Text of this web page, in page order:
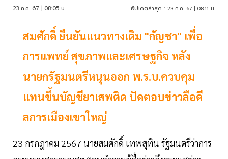
23 ก.ค. 67 | 08:05 น. อัปเดตล่าสุด : 23 ก.ค. 67 | 08:11 น.
สมศักดิ์ ยืนยันแนวทางเดิม "กัญชา" เพื่อ
การแพทย์ สุขภาพและเศรษฐกิจ หลัง
นายกรัฐมนตรีหนุนออก พ.ร.บ.ควบคุม
แทนขึ้นบัญชียาเสพติด ปัดตอบข่าวลือดี
ลการเมืองเขาใหญ่
23 กรกฎาคม 2567 นายสมศักดิ์ เทพสุทิน รัฐมนตรีว่าการ